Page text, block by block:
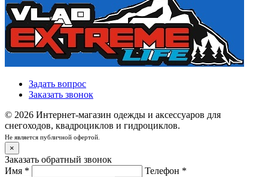
Задать вопрос
Заказать звонок
© 2026 Интернет-магазин одежды и аксессуаров для
снегоходов, квадроциклов и гидроциклов.
Не является публичной офертой.
×
Заказать обратный звонок
Имя * Телефон *